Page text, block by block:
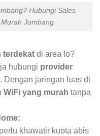
Hubungi Sales
Jombang
terdekat di area lo?
hubungi provider
Dengan jaringan luas di
WiFi yang murah tanpa
khawatir kuota abis